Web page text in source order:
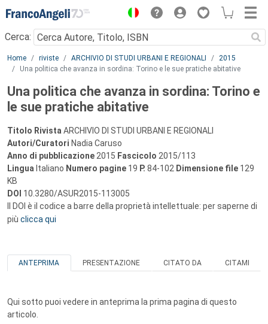
Menu
Cerca:
Main content
Home riviste ARCHIVIO DI STUDI URBANI E REGIONALI
2015
Una politica che avanza in sordina: Torino e le sue pratiche abitative
Una politica che avanza in sordina: Torino e
le sue pratiche abitative
Titolo Rivista ARCHIVIO DI STUDI URBANI E REGIONALI
Autori/Curatori Nadia Caruso
Anno di pubblicazione 2015 Fascicolo 2015/113
Lingua Italiano Numero pagine 19 P. 84-102 Dimensione file 129
KB
DOI 10.3280/ASUR2015-113005
Il DOI è il codice a barre della proprietà intellettuale: per saperne di
più clicca qui
ANTEPRIMA PRESENTAZIONE CITATO DA CITAMI
Qui sotto puoi vedere in anteprima la prima pagina di questo
articolo.